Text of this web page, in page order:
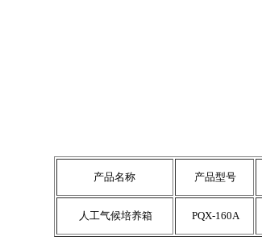
产品名称 产品型号
人工气候培养箱 PQX-160A